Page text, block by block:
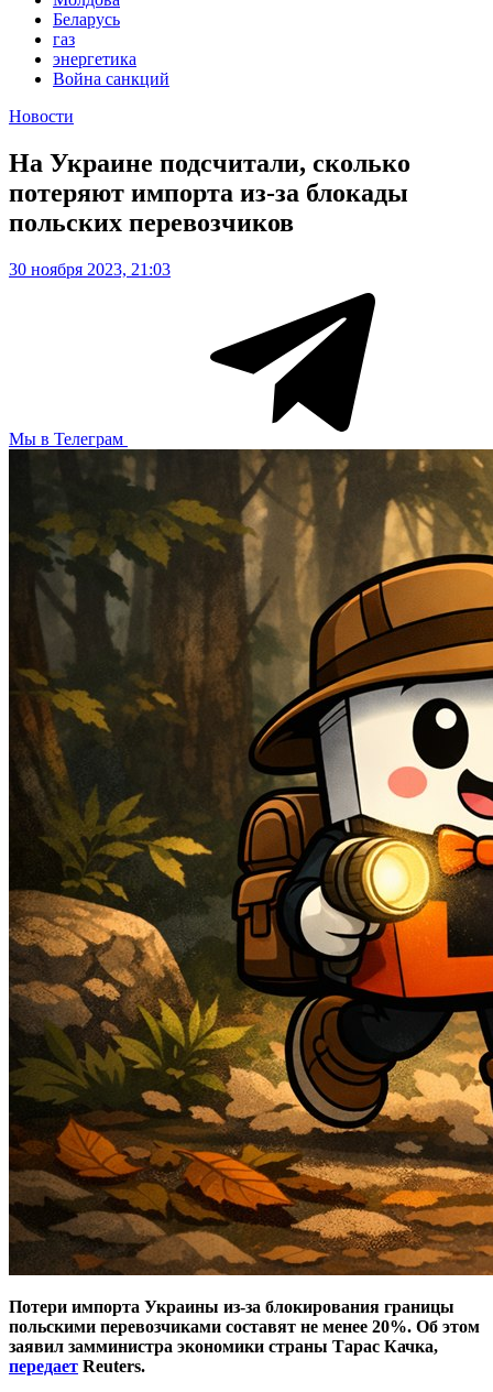
Беларусь
газ
энергетика
Война санкций
Новости
На Украине подсчитали, сколько
потеряют импорта из-за блокады
польских перевозчиков
30 ноября 2023, 21:03
Мы в Телеграм
Потери импорта Украины из-за блокирования границы
польскими перевозчиками составят не менее 20%. Об этом
заявил замминистра экономики страны Тарас Качка,
передает Reuters.